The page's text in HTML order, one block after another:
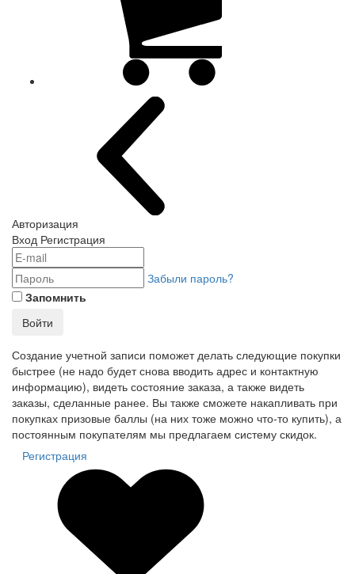
Авторизация
Вход Регистрация
Забыли пароль?
Запомнить
Войти
Создание учетной записи поможет делать следующие покупки
быстрее (не надо будет снова вводить адрес и контактную
информацию), видеть состояние заказа, а также видеть
заказы, сделанные ранее. Вы также сможете накапливать при
покупках призовые баллы (на них тоже можно что-то купить), а
постоянным покупателям мы предлагаем систему скидок.
Регистрация